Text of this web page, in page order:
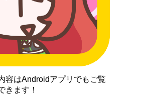
容はAndroidアプリでもご覧
きます！